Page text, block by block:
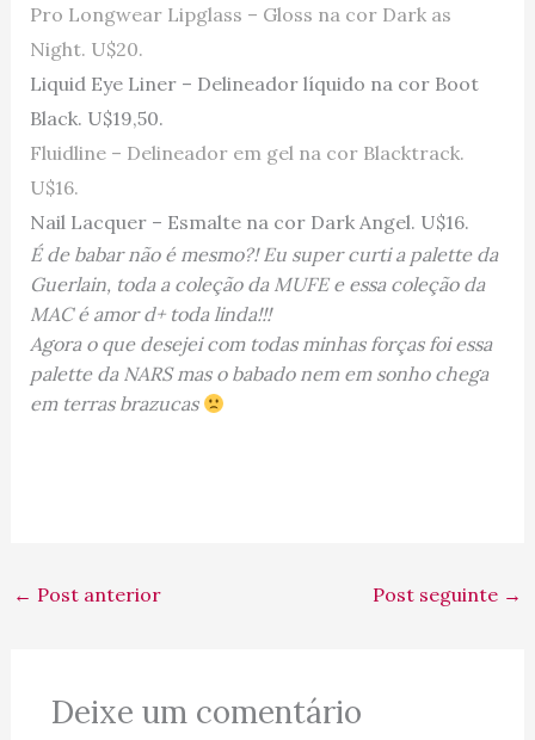
Pro Longwear Lipglass – Gloss na cor Dark as
Night. U$20.
Liquid Eye Liner – Delineador líquido na cor Boot
Black. U$19,50.
Fluidline – Delineador em gel na cor Blacktrack.
U$16.
Nail Lacquer – Esmalte na cor Dark Angel. U$16.
É de babar não é mesmo?! Eu super curti a palette da
Guerlain, toda a coleção da MUFE e essa coleção da
MAC é amor d+ toda linda!!!
Agora o que desejei com todas minhas forças foi essa
palette da NARS mas o babado nem em sonho chega
em terras brazucas
← Post anterior Post seguinte →
Deixe um comentário